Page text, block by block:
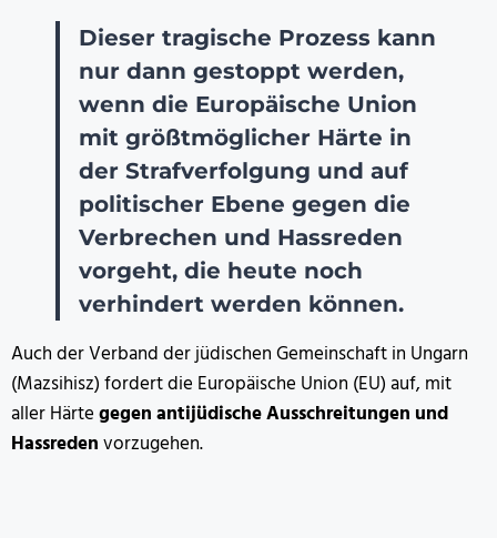
Dieser tragische Prozess kann
nur dann gestoppt werden,
wenn die Europäische Union
mit größtmöglicher Härte in
der Strafverfolgung und auf
politischer Ebene gegen die
Verbrechen und Hassreden
vorgeht, die heute noch
verhindert werden können.
Auch der Verband der jüdischen Gemeinschaft in Ungarn
(Mazsihisz) fordert die Europäische Union (EU) auf, mit
aller Härtegegen antijüdische Ausschreitungen und
Hassredenvorzugehen.